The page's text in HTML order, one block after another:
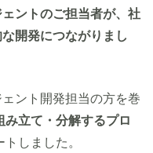
ントのご担当者が、社
開発につながりまし
ント開発担当の方を巻
立て・分解するプロ
しました。